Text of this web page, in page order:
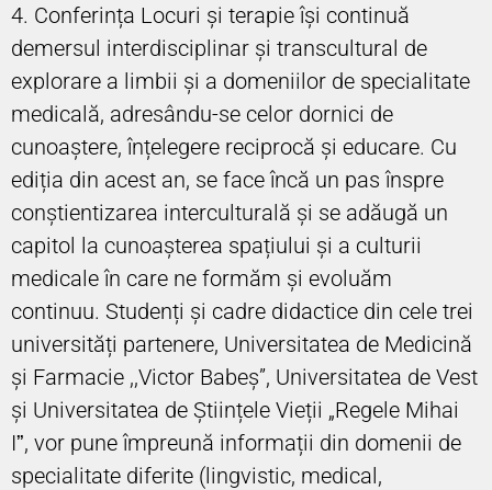
4. Conferința Locuri și terapie își continuă
demersul interdisciplinar și transcultural de
explorare a limbii și a domeniilor de specialitate
medicală, adresându-se celor dornici de
cunoaștere, înțelegere reciprocă și educare. Cu
ediția din acest an, se face încă un pas înspre
conștientizarea interculturală și se adăugă un
capitol la cunoașterea spațiului și a culturii
medicale în care ne formăm și evoluăm
continuu. Studenți și cadre didactice din cele trei
universități partenere, Universitatea de Medicină
și Farmacie ,,Victor Babeș”, Universitatea de Vest
și Universitatea de Științele Vieții „Regele Mihai
Iˮ, vor pune împreună informații din domenii de
specialitate diferite (lingvistic, medical,